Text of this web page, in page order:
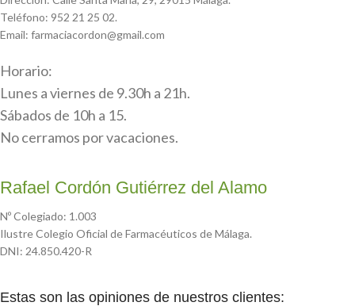
Teléfono: 952 21 25 02.
Email: farmaciacordon@gmail.com
Horario:
Lunes a viernes de 9.30h a 21h.
Sábados de 10h a 15.
No cerramos por vacaciones.
Rafael Cordón Gutiérrez del Alamo
Nº Colegiado: 1.003
Ilustre Colegio Oficial de Farmacéuticos de Málaga.
DNI: 24.850.420-R
Estas son las opiniones de nuestros clientes: